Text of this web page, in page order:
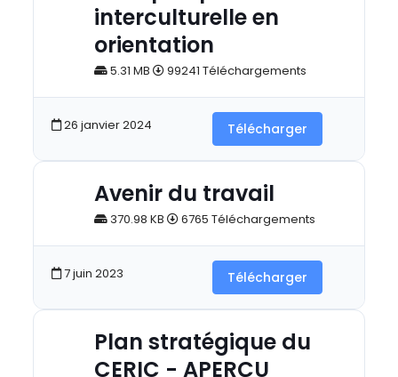
interculturelle en
orientation
5.31 MB 99241 Téléchargements
26 janvier 2024 Télécharger
Avenir du travail
370.98 KB 6765 Téléchargements
7 juin 2023 Télécharger
Plan stratégique du
CERIC - APERÇU